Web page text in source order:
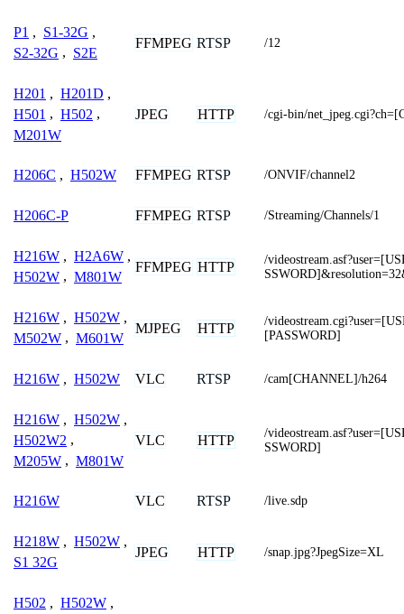
P1 , S1-32G ,
S2-32G , S2E
FFMPEG RTSP /12
H201 , H201D ,
H501 , H502 ,
M201W
JPEG HTTP /cgi-bin/
H206C , H502W FFMPEG RTSP /ONVIF/channel2
H206C-P FFMPEG RTSP /Streaming/Channels/1
H216W , H2A6W ,
H502W , M801W
FFMPEG HTTP
/
H216W , H502W ,
M502W , M601W
MJPEG HTTP
/
[PASSWORD]
H216W , H502W VLC RTSP /cam[CHANNEL]/h264
H216W , H502W ,
H502W2 ,
M205W , M801W
VLC HTTP
/
SSWORD]
H216W VLC RTSP /live.sdp
H218W , H502W ,
S1 32G
JPEG HTTP /snap.jpg?JpegSize=XL
H502 , H502W ,